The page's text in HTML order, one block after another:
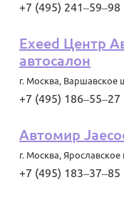
+7 (495) 241‒59‒98
Exeed Центр
автосалон
г. Москва, Варшавское
+7 (495) 186‒55‒27
Автомир
г. Москва, Ярославское
+7 (495) 183‒37‒85